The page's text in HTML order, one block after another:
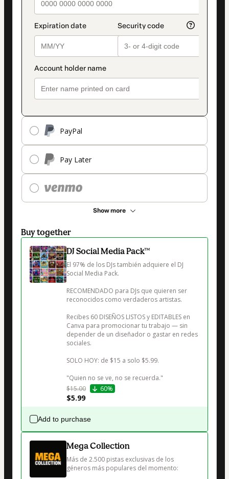
PayPal
Pay Later
Show more
Buy together
DJ Social Media Pack™
El 97% de los DJs también adquiere el DJ
Social Media Pack.
RECOMENDADO para DJs que quieren ser
reconocidos como verdaderos artistas.
Recibes 60 DISEÑOS LISTOS y EDITABLES en
Canva para promocionar tu trabajo — sin
depender de un diseñador o gastar en redes
sociales.
SOLO HOY: de $15 a solo $5.99.
"Quien no se ve, no se recuerda."
$15.00
60%
$5.99
Add to purchase
Mega Collection
Más de 2.500 pistas exclusivas de los
géneros más populares del momento: